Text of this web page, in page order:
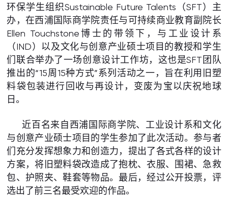
关于我们
环保学生组织Sustainable Future Talents（SFT）主
办，在西浦国际商学院责任与可持续商业教育副院长
Ellen Touchstone博士的带领下，与工业设计系
（IND）以及文化与创意产业硕士项目的教授和学生
们联合举办了一场创意设计工作坊，这也是SFT团队
推出的“15周15种方式”系列活动之一，旨在利用旧塑
料袋包装进行回收与再设计，变废为宝以庆祝地球
日。
近百名来自西浦国际商学院、工业设计系和文化
与创意产业硕士项目的学生参加了此次活动。参与者
们充分发挥想象力和创造力，提出了各式各样的设计
方案，将旧塑料袋改造成了抱枕、衣服、围裙、急救
包、护照夹、鞋套等物品。最后，经过公开投票，评
选出了前三名最受欢迎的作品。